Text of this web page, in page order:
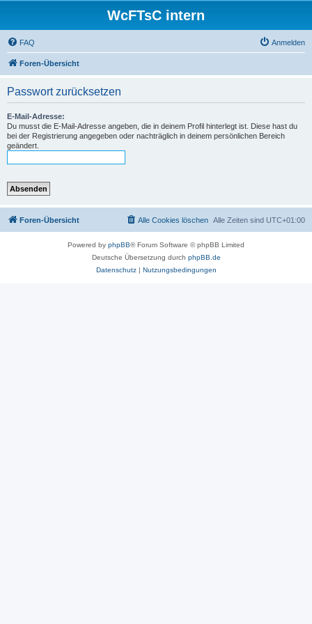
WcFTsC intern
FAQ Anmelden
Foren-Übersicht
Passwort zurücksetzen
E-Mail-Adresse:
Du musst die E-Mail-Adresse angeben, die in deinem Profil hinterlegt ist. Diese hast du
bei der Registrierung angegeben oder nachträglich in deinem persönlichen Bereich
geändert.
Foren-Übersicht Alle Zeiten sind UTC+01:00
Alle Cookies löschen
Powered by phpBB® Forum Software © phpBB Limited
Deutsche Übersetzung durch phpBB.de
Datenschutz| Nutzungsbedingungen